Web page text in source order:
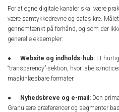
For at egne digitale kanaler skal være
være samtykkedrevne og datasikre.
gennemtænkt på forhånd, og som der
generelle eksempler:
● Website og indholds-hub: Et
“transparency”-sektion, hvor labels/
maskinlæsbare formater.
● Nyhedsbreve og e-mail: Den
Granulære præferencer og segmenter